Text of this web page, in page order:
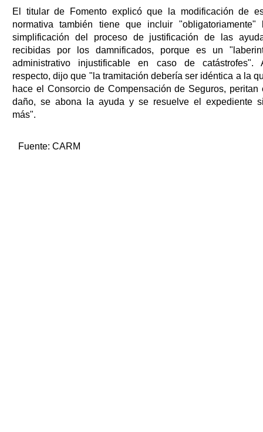
El titular de Fomento explicó que la modificación de
normativa también tiene que incluir "obligatoriamente"
simplificación del proceso de justificación de las
recibidas por los damnificados, porque es un
administrativo injustificable en caso de catástrofes".
respecto, dijo que "la tramitación debería ser idéntica a la
hace el Consorcio de Compensación de Seguros, peritan
daño, se abona la ayuda y se resuelve el expediente
más".
Fuente: CARM